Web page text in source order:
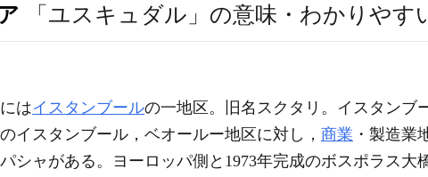
「ユスキュダル」の意味・わかりやす
はイスタンブールの一地区。旧名スクタリ。イスタンブ
イスタンブール，ベオールー地区に対し， 商業 ・製造業
シャがある。ヨーロッパ側と1973年完成のボスポラス大